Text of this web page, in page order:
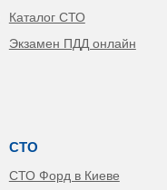
Каталог СТО
Экзамен ПДД онлайн
СТО
СТО Форд в Киеве